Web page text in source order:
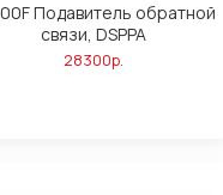
Подавитель обратной
связи, DSPPA
28300р.